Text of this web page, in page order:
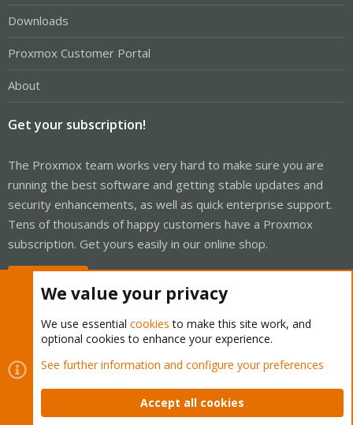
Downloads
Proxmox Customer Portal
About
Get your subscription!
The Proxmox team works very hard to make sure you are
running the best software and getting stable updates and
security enhancements, as well as quick enterprise support.
Tens of thousands of happy customers have a Proxmox
subscription. Get yours easily in our online shop.
Cookies
Proxmox Support Forum - Light Mode
Contact us
Terms and rules Privacy policy Help Home
We value your privacy
We use essential cookies to make this site work, and
optional cookies to enhance your experience.
See further information and configure your preferences
Accept all cookies